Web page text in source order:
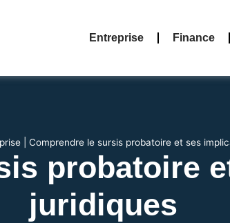
Entreprise Finance
Comprendre le sursis probatoire et ses
probatoire
juridiques